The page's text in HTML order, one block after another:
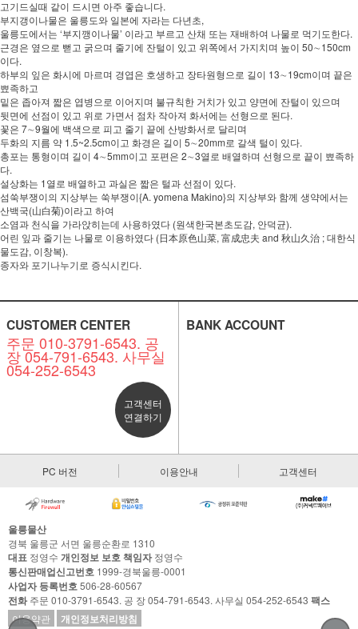
고기드실때 같이 드시면 아주 좋습니다.
부지갱이나물은 울릉도와 일본에 자라는 다년초,
울릉도에서는 ‘부지깽이나물’ 이라고 부르고 산채 또는 재배하여 나물로 먹기도한다.
근경은 옆으로 뻗고 굵으며 줄기에 잔털이 있고 위쪽에서 가지치며 높이 50∼150cm
이다.
하부의 잎은 화시에 마르며 경엽은 호생하고 장타원형으로 길이 13∼19cm이며 끝은
뾰족하고
밑은 좁아져 짧은 엽병으로 이어지며 불규칙한 거치가 있고 양면에 잔털이 있으며
뒷면에 선점이 있고 위로 가면서 점차 작아져 화서에는 선형으로 된다.
꽃은 7∼9월에 백색으로 피고 줄기 끝에 산방화서로 달리며
두화의 지름 약 1.5~2.5cm이고 화경은 길이 5∼20mm로 갈색 털이 있다.
총포는 통형이며 길이 4∼5mm이고 포편은 2∼3열로 배열하며 선형으로 끝이 뾰족하
다.
설상화는 1열로 배열하고 과실은 짧은 털과 선점이 있다.
섬쑥부쟁이의 지상부는 쑥부쟁이{A. yomena Makino}의 지상부와 함께 생약에서는
산백국(山白菊)이라고 하여
소염과 천식을 가라앉히는데 사용하였다 (원색한국본초도감, 안덕균).
어린 잎과 줄기는 나물로 이용하였다 (日本原色山菜, 富成忠夫 and 秋山久治 ; 대한식
물도감, 이창복).
종자와 포기나누기로 증식시킨다.
CUSTOMER CENTER
주문 010-3791-6543. 공
장 054-791-6543. 사무실
054-252-6543
고객센터
연결하기
BANK ACCOUNT
PC 버전 이용안내 고객센터
울릉물산
경북 울릉군 서면 울릉순환로 1310
대표 정영수 개인정보 보호 책임자정영수
통신판매업신고번호 1999-경북울릉-0001
사업자 등록번호506-28-60567
전화주문 010-3791-6543. 공 장 054-791-6543. 사무실 054-252-6543 팩스
이용약관 개인정보처리방침